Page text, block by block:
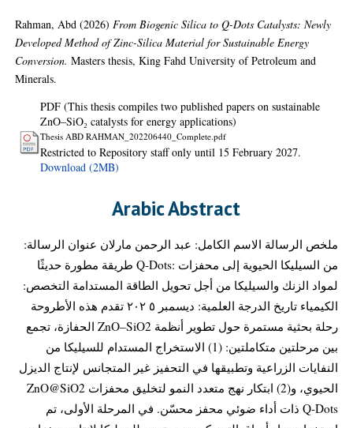
Rahman, Abd (2026)From Biogenic Silica to Q-Dots Catalysts: Newly
Developed Method of Zinc-Silica Material for Sustainable Energy
Conversion. Masters thesis, King Fahd University of Petroleum and
Minerals.
PDF (This thesis compiles two published papers on sustainable
ZnO–SiO₂ catalysts for energy applications)
Thesis ABD RAHMAN_202206440_Complete.pdf
Restricted to Repository staff only until 15 February 2027.
Download (2MB)
Arabic Abstract
ملخص الرسالة الاسم الكامل: عبد الرحمن مارلان عنوان الرسالة:
من السيليكا الحيوية إلى محفزات :Q-Dots طريقة مطورة حديثًا
لمواد الزنك والسيليكا من أجل تحويل الطاقة المستدامة التخصص:
الكيمياء تاريخ الدرجة العلمية: ديسمبر ٥ ٢٠٢ تقدم هذه الأطروحة
رحلة بحثية مستمرة حول تطوير أنظمة ZnO–SiO2 الحفازة، تجمع
بين مرحلتين متكاملتين: (1) الاستخراج المستدام للسيليكا من
النفايات الزراعية وتطبيقها في التحفيز غير المتجانس لإنتاج الديزل
الحيوي، و(2) ابتكار نهج متعدد النمو لتخليق محفزات ZnO@SiO2
Q-Dots ذات أداء ضوئي محفز محسّن. في المرحلة الأولى، تم